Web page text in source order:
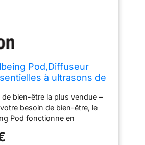
Pod,Diffuseur
à ultrasons de
lumière LED et
des
bien-être la plus vendue –
besoin de bien-être, le
Pod fonctionne en
essentielles 100 %